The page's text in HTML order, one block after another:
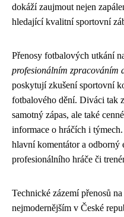
dokáží zaujmout nejen
hledající kvalitní sportovní
Přenosy fotbalových utkání
profesionálním zpracováním
poskytují zkušení sportovní
fotbalového dění. Diváci tak
samotný zápas, ale také
informace o hráčích i
hlavní komentátor a odborný
profesionálního hráče či
Technické zázemí přenosů na
nejmodernějším v České